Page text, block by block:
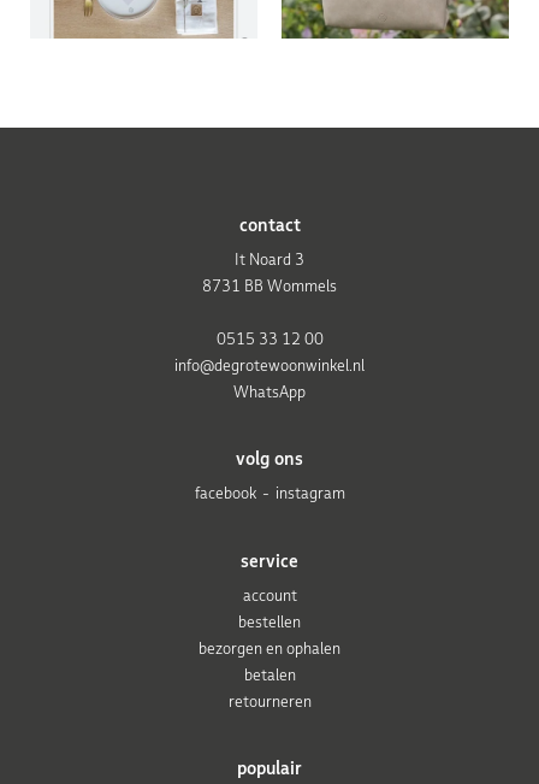
populair
service
account
bestellen
bezorgen en ophalen
betalen
retourneren
volg ons
facebook
instagram
contact
It Noard 3
8731 BB Wommels
0515 33 12 00
info@degrotewoonwinkel.nl
WhatsApp